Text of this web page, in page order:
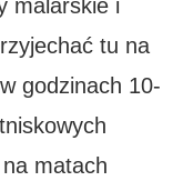
malarskie i
tu na
godzinach 10-
matach